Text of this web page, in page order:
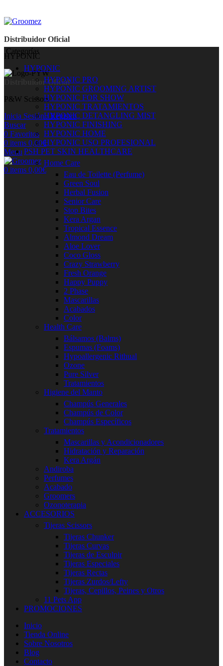
Distribuidor Oficial
HYPONIC
Distribuidor Oficial
P&W Scissors
Inicia Sesión / Registro
Buscar
0 Favoritos
0 items 0,00€
Menu
0 items 0,00€
Categorías
HYPONIC
HYPONIC PRO
HYPONIC GROOMING ARTIST
HYPONIC FOR SHOW
HYPONIC TRATAMIENTOS
HYPONIC DETANGLING MIST
HYPONIC FINISHING
HYPONIC HOME
HYPONIC USO PROFESIONAL
PSH PET SKIN HEALTHCARE
Home Care
Eau de Toilette (Perfume)
Green Soul
Herbal Fusion
Senior Care
Stop Bites
Kera Argan
Tropical Essence
Almond Dream
Aloe Lover
Coco Gloss
Crazy Strawberry
Fresh Orange
Happy Puppy
2 Phase
Mascarillas
Acabados
Color
Health Care
Bálsamos (Balms)
Espumas (Foams)
Hypoallergenic Rithual
Ozone
Pure Silver
Tratamientos
Higiene del Manto
Champús Generales
Champús de Color
Champús Específicos
Tratamientos
Mascarillas y Acondicionadores
Hidratación y Reparación
Kera Argán
Andiroba
Perfumes
Acabado
Groomers
Ozonoterapia
ACCESORIOS
Tijeras Scissors
Tijeras Chunker
Tijeras Curvas
Tijeras de Esculpir
Tijeras Especiales
Tijeras Rectas
Tijeras Zurdos/Lefty
Tijeras, Cepillos, Peines y Otros
11 Pets App
PROMOCIONES
Inicio
Tienda Online
Sobre Nosotros
Blog
Contacto